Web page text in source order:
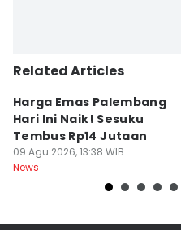
Related Articles
Harga Emas Palembang
Hari Ini Naik! Sesuku
Tembus Rp14 Jutaan
09 Agu 2026, 13:38 WIB
News